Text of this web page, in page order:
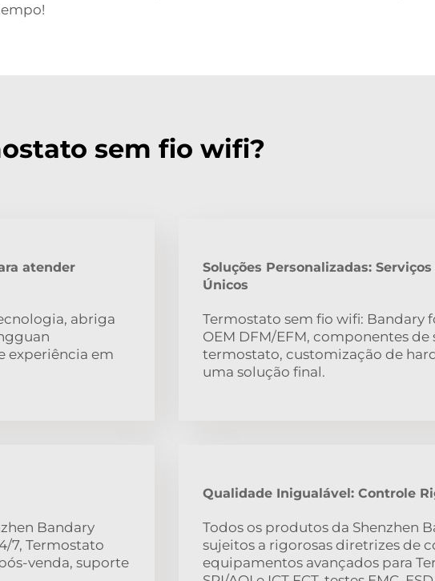
sem fio wifi?
atender
abriga
experiência em
Soluções Personalizadas:
Únicos
Termostato sem fio wifi: Bandary
OEM DFM/EFM, componentes
termostato, customização de
uma solução final.
Bandary
7, Termostato
venda, suporte
Qualidade Inigualável: Controle
Todos os produtos da Shenzhen
sujeitos a rigorosas diretrizes de
equipamentos avançados para